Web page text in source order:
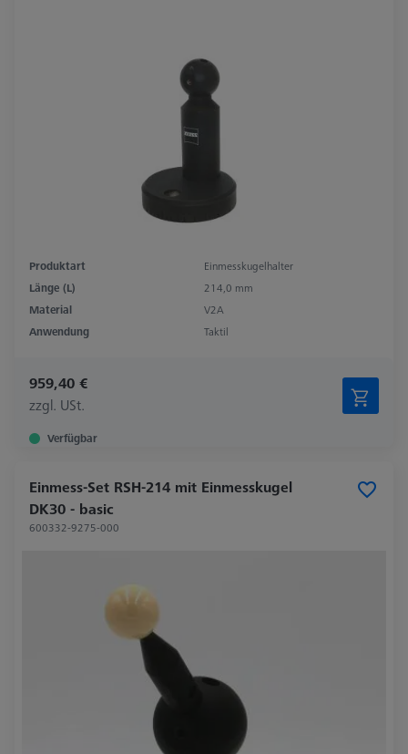
Produktart
Einmesskugelhalter
Länge (L)
214,0 mm
Material
V2A
Anwendung
Taktil
959,40 €
zzgl. USt.
Verfügbar
Einmess-Set RSH-214 mit Einmesskugel
DK30 - basic
600332-9275-000